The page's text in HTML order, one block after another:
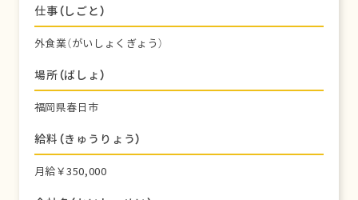
仕事（しごと）
外食業（がいしょくぎょう）
場所（ばしょ）
福岡県春日市
給料（きゅうりょう）
月給￥350,000